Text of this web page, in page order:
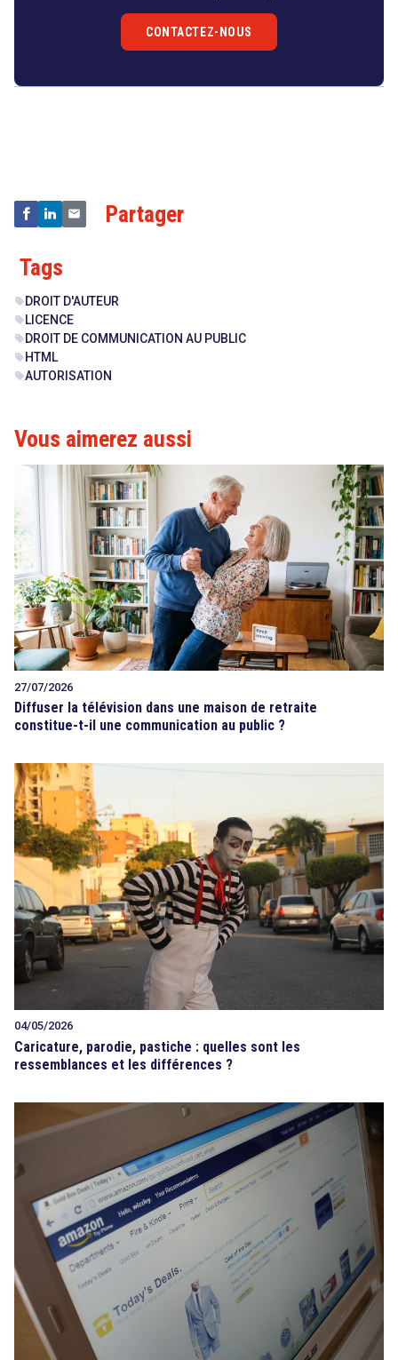
CONTACTEZ-NOUS
Partager
Tags
sell DROIT D'AUTEUR
sell LICENCE
sell DROIT DE COMMUNICATION AU PUBLIC
sell HTML
sellAUTORISATION
Vous aimerez aussi
27/07/2026
Diffuser la télévision dans une maison de retraite
constitue-t-il une communication au public ?
04/05/2026
Caricature, parodie, pastiche : quelles sont les
ressemblances et les différences ?